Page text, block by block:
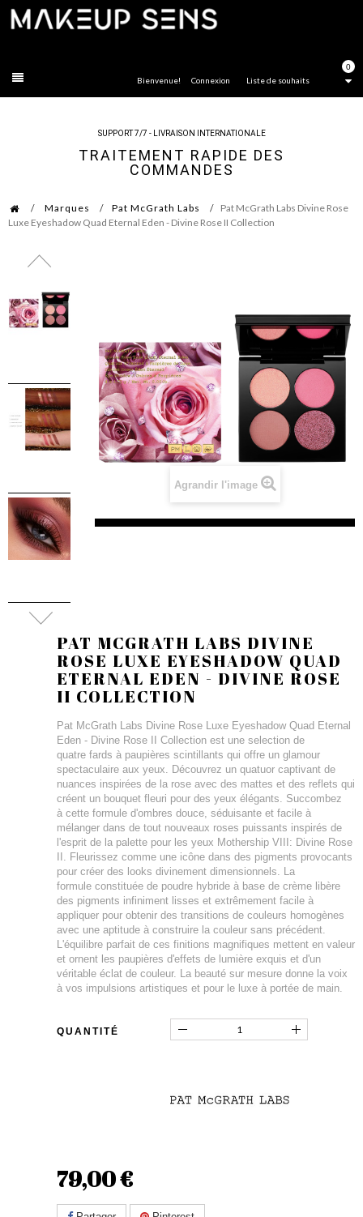
0
Liste de souhaits
Bienvenue! Connexion
SUPPORT 7/7 - LIVRAISON INTERNATIONALE
TRAITEMENT RAPIDE DES
COMMANDES
Marques Pat McGrath Labs
Pat McGrath Labs Divine Rose
Luxe Eyeshadow Quad Eternal Eden - Divine Rose II Collection
Agrandir l'image
PAT MCGRATH LABS DIVINE
ROSE LUXE EYESHADOW QUAD
ETERNAL EDEN - DIVINE ROSE
II COLLECTION
Pat McGrath Labs Divine Rose Luxe Eyeshadow Quad Eternal
Eden - Divine Rose II Collection est une selection de
quatre fards à paupières scintillants qui offre un glamour
spectaculaire aux yeux. Découvrez un quatuor captivant de
nuances inspirées de la rose avec des mattes et des reflets qui
créent un bouquet fleuri pour des yeux élégants. Succombez
à cette formule d'ombres douce, séduisante et facile à
mélanger dans de tout nouveaux roses puissants inspirés de
l'esprit de la palette pour les yeux Mothership VIII: Divine Rose
II. Fleurissez comme une icône dans des pigments provocants
pour créer des looks divinement dimensionnels. La
formule constituée de poudre hybride à base de crème libère
des pigments infiniment lisses et extrêmement facile à
appliquer pour obtenir des transitions de couleurs homogènes
avec une aptitude à construire la couleur sans précédent.
L'équilibre parfait de ces finitions magnifiques mettent en valeur
et ornent les paupières d'effets de lumière exquis et d'un
véritable éclat de couleur. La beauté sur mesure donne la voix
à vos impulsions artistiques et pour le luxe à portée de main.
QUANTITÉ
79,00 €